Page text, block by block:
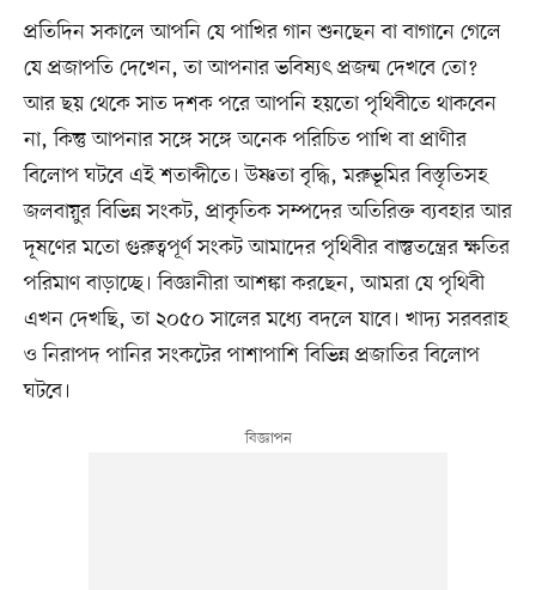
প্রতিদিন সকালে আপনি যে পাখির গান শুনছেন বা বাগানে গেলে
যে প্রজাপতি দেখেন, তা আপনার ভবিষ্যৎ প্রজন্ম দেখবে তো?
আর ছয় থেকে সাত দশক পরে আপনি হয়তো পৃথিবীতে থাকবেন
না, কিন্তু আপনার সঙ্গে সঙ্গে অনেক পরিচিত পাখি বা প্রাণীর
বিলোপ ঘটবে এই শতাব্দীতে। উষ্ণতা বৃদ্ধি, মরুভূমির বিস্তৃতিসহ
জলবায়ুর বিভিন্ন সংকট, প্রাকৃতিক সম্পদের অতিরিক্ত ব্যবহার আর
দূষণের মতো গুরুত্বপূর্ণ সংকট আমাদের পৃথিবীর বাস্তুতন্ত্রের ক্ষতির
পরিমাণ বাড়াচ্ছে। বিজ্ঞানীরা আশঙ্কা করছেন, আমরা যে পৃথিবী
এখন দেখছি, তা ২০৫০ সালের মধ্যে বদলে যাবে। খাদ্য সরবরাহ
ও নিরাপদ পানির সংকটের পাশাপাশি বিভিন্ন প্রজাতির বিলোপ
ঘটবে।